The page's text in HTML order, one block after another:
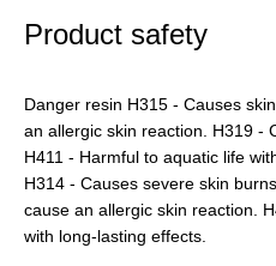
Product safety
Danger resin H315 - Causes
an allergic skin reaction. H319 -
H411 - Harmful to aquatic life
H314 - Causes severe skin
cause an allergic skin reaction.
with long-lasting effects.